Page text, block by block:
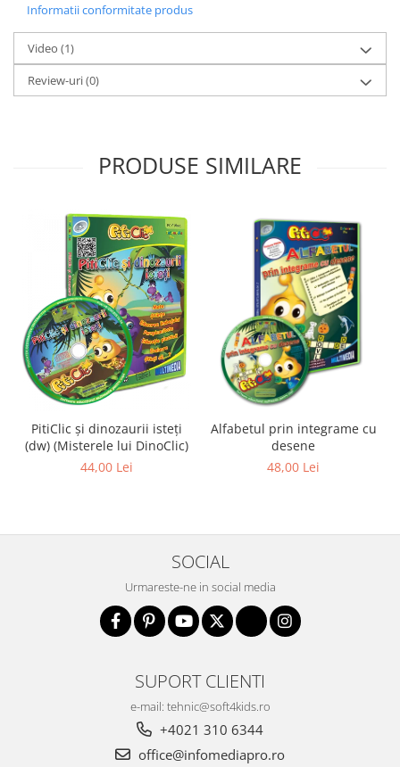
Informatii conformitate produs
Video (1)
Review-uri(0)
PRODUSE SIMILARE
PitiClic și dinozaurii isteți
(dw) (Misterele lui DinoClic)
44,00 Lei
Alfabetul prin integrame cu
desene
48,00 Lei
SOCIAL
Urmareste-ne in social media
SUPORT CLIENTI
e-mail: tehnic@soft4kids.ro
+4021 310 6344
office@infomediapro.ro